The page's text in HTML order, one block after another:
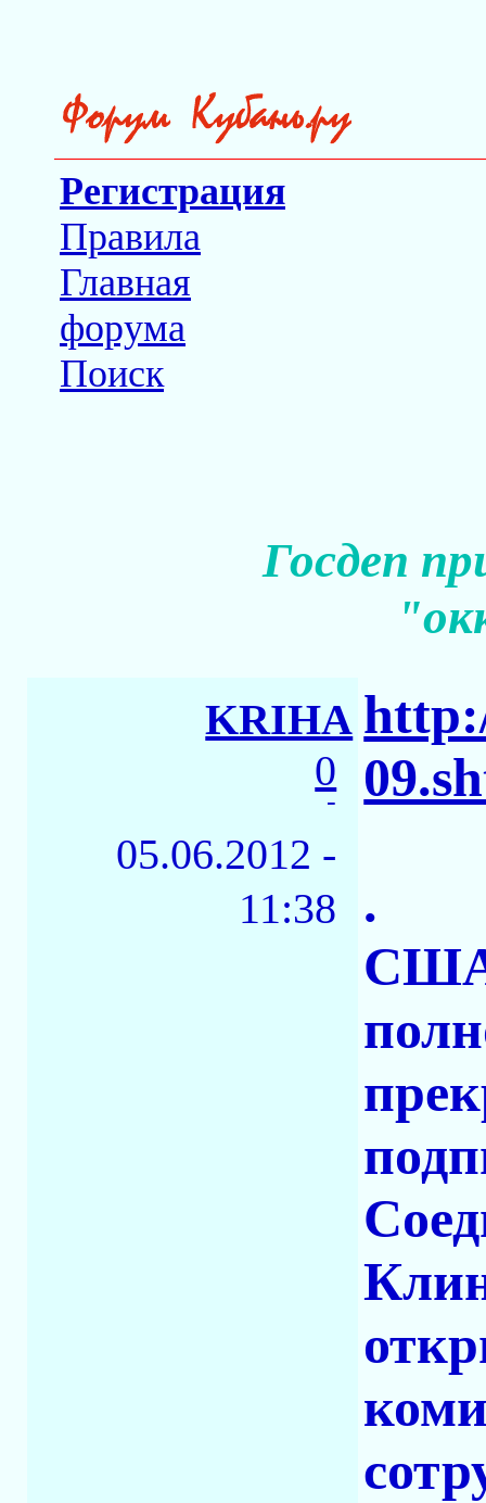
Регистрация
Правила
Главная
форума
Поиск
Госдеп
KRIHA
0
-
05.06.2012 -
11:38
.
США